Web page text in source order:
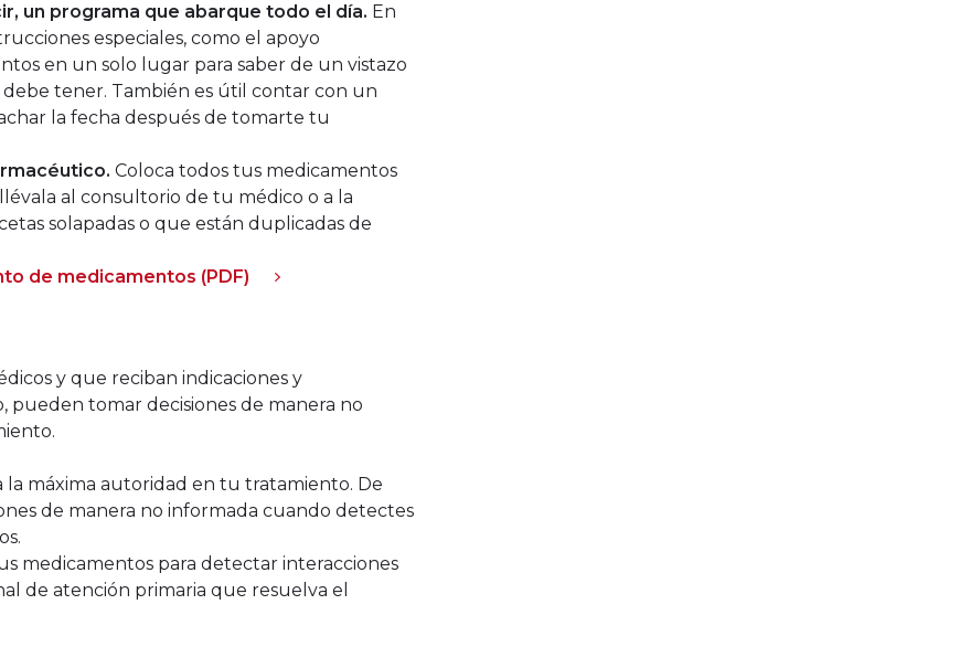
un programa que abarque todo el día. En
especiales, como el apoyo
en un solo lugar para saber de un vistazo
tener. También es útil contar con un
la fecha después de tomarte tu
Coloca todos tus medicamentos
al consultorio de tu médico o a la
solapadas o que están duplicadas de
de medicamentos (PDF)
y que reciban indicaciones y
pueden tomar decisiones de manera no
máxima autoridad en tu tratamiento. De
de manera no informada cuando detectes
medicamentos para detectar interacciones
de atención primaria que resuelva el